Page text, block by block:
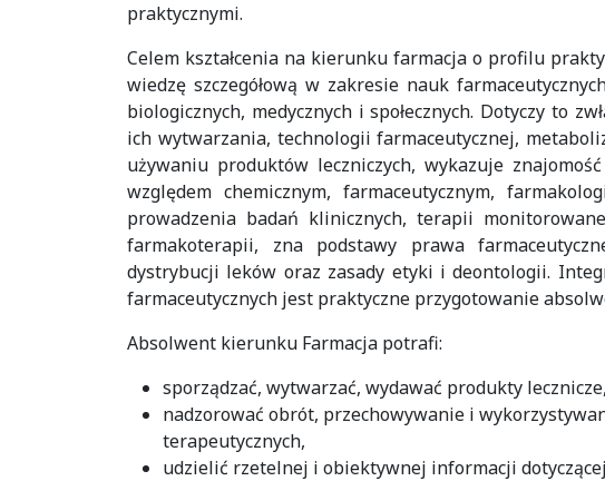
praktycznymi.
Celem kształcenia na kierunku farmacja o profilu
wiedzę szczegółową w zakresie nauk
biologicznych, medycznych i społecznych. Dotyczy to
ich wytwarzania, technologii farmaceutycznej,
używaniu produktów leczniczych, wykazuje
względem chemicznym, farmaceutycznym,
prowadzenia badań klinicznych, terapii
farmakoterapii, zna podstawy prawa
dystrybucji leków oraz zasady etyki i deontologii.
farmaceutycznych jest praktyczne przygotowanie
Absolwent kierunku Farmacja potrafi:
sporządzać, wytwarzać, wydawać produkty
nadzorować obrót, przechowywanie i
terapeutycznych,
udzielić rzetelnej i obiektywnej informacji